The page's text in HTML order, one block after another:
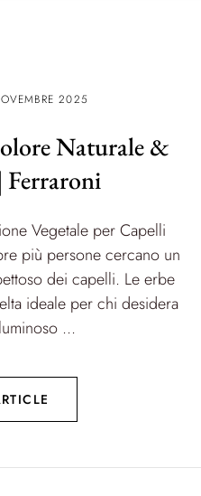
2025
Naturale &
Ferraroni
Vegetale per Capelli
più persone cercano un
dei capelli. Le erbe
ideale per chi desidera
...